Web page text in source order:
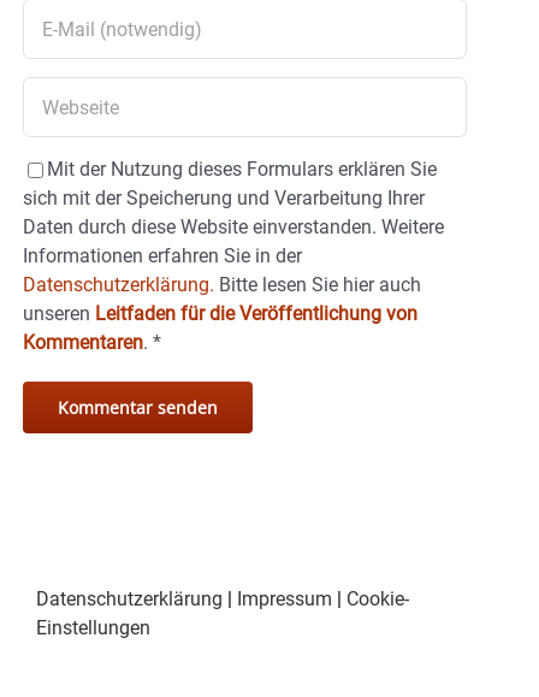
Mit der Nutzung dieses Formulars erklären Sie
sich mit der Speicherung und Verarbeitung Ihrer
Daten durch diese Website einverstanden. Weitere
Informationen erfahren Sie in der
Datenschutzerklärung. Bitte lesen Sie hier auch
unseren Leitfaden für die Veröffentlichung von
Kommentaren. *
Datenschutzerklärung Impressum
Cookie-
Einstellungen